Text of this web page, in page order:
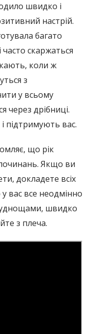
швидко і
настрій.
багато
скаржаться
коли ж
з
у всьому
через дрібниці.
підтримують вас.
що рік
Якщо ви
докладете всіх
вас все неодмінно
швидко
з плеча.